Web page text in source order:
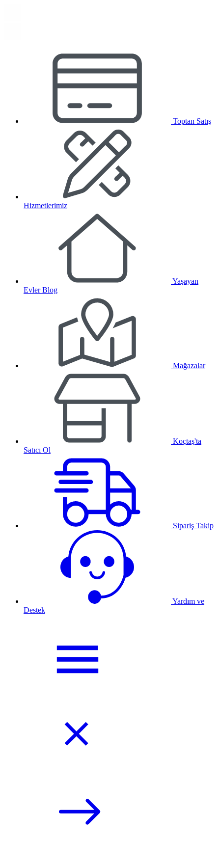
Toptan Satış
Hizmetlerimiz
Yaşayan
Evler Blog
Mağazalar
Koçtaş'ta
Satıcı Ol
Sipariş Takip
Yardım ve
Destek